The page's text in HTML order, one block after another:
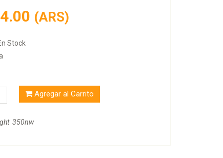
(ARS)
Stock
Agregar al Carrito
350nw